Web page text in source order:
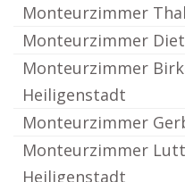
Monteurzimmer
Monteurzimmer
Monteurzimmer
Heiligenstadt
Monteurzimmer
Monteurzimmer
Heiligenstadt